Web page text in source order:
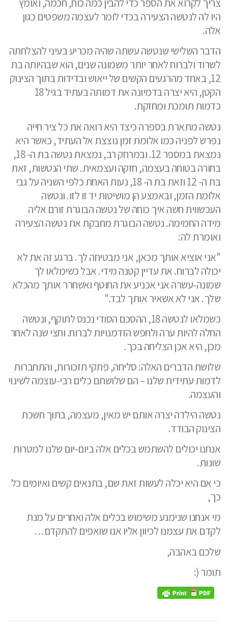
צריך לקרוא את הספר כדי להבין כמה כוח, חכמה, ואומץ
היו לה לנטשה הצעירה בכדי לומר לעצמה משפטים כגון
אלה.
הדבר השלישי שנטשה עשתה שהיה מכריע בעיני להצלחתה
לשרוד ולברוח לאחר יותר משמונה שנים, הוא שבהיותה בת
12, באחד מהרגעים הקשים של ייאוש ובדידות בתוך הצינוק
הקטן, היא יצרה בדמיונה את דמותה בעתיד בגיל 18
כדמות תומכת ומחזקת.
נטשה מתארת בספרה כיצד היא רואה את כל ציר חייה
נפרש לפניה כמו אלומת זמן נוצצת אל העתיד, כאשר היא
נמצאת במספר 12. ובמרחק רב, נמצאת נטשה בת ה- 18,
בחורה בטוחה בעצמה, חזקה ועצמאית. שתי הנטשות, זאת
בת ה- 12 וזאת בת ה- 18, נעות האחת כלפי השניה על גבי
אלומת הזמן, ובאמצע הן מושיטות יד זו לזו. ונטשה
העכשווית חשה איך כוחה של נטשה הבוגרת זורם אליה
מידה החמימה. נטשה הבוגרת מחבקת את נטשה הצעירה
ואומרת לה:
"אני אוציא אותך מכאן, אני מבטיחה לך. ברגע זה את לא
יכולה לברוח. את עדיין קטנה מידי. אבל כשימלאו לך
שמונה-עשרה אני אכניע את החוטף ואשחרר אותך מהכלא
שלך. אני לא אשאיר אותך לבד."
כשמלאו לנטשה 18, ההסכם הסודי נכנס לתוקף, ונטשה
החלה להיות ערה ולחפש הזדמנויות לברוח. וחצי שנה לאחר
מכן, היא אכן הצליחה בכך.
שלושת הדברים האלה: סליחה, פתקי תזכורות, והתחברות
לדמות עתידית שלנו – הם שלושתם כלים רבי-עוצמה לשינוי
והעצמה.
נטשה הילדה יצרה אותם יש מאין, מעצמה, בתוך חשכת
הצינוק הבודד.
אנחנו יכולים להשתמש בכלים אלה ביום-יום שלנו למטרות
שונות.
כי אם היא יכלה לעשות זאת שם, בתנאים קשים ואיומים כל
כך,
מי אנחנו שנימנע משימוש בכלים אלה ואחרים על מנת
לקדם את עצמנו לכיוון אליו אנו שואפים להתקדם…
שלכם באהבה,
תומר (: